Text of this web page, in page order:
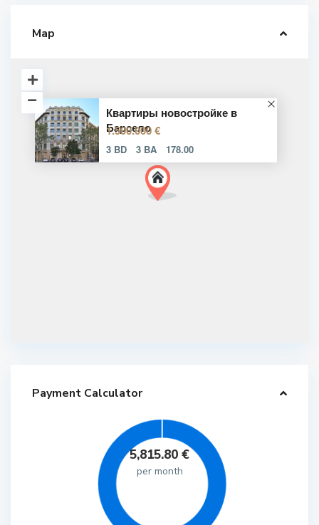
Map
Квартиры новостройке в
Барсело
1.500.000 €
3 BD 3 BA 178.00
Payment Calculator
5,815.80 €
per month